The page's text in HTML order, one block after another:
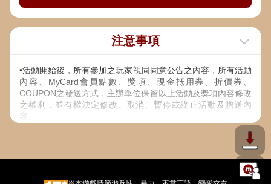
注意事項
•活動開始後，所有參加之玩家視同同意公告之內容，所有活動
內容、MyCard會員點數、獎項、現金抵用券、折價券、
COUPON之發送方式，主辦單位保留以上活動及獎項內容修改
之權利，並有權決定修改、取消、暫停或終止活動及贈送內
容。
• 本活動贈送之包含但不限遊戲虛寶、MyCard點數及MyCard
現金抵用券等，除有特別約定外，限使用/兌換乙次，主辦及協
辦單位有權就異常使用/兌換之遊戲及MyCard會員帳號進行凍